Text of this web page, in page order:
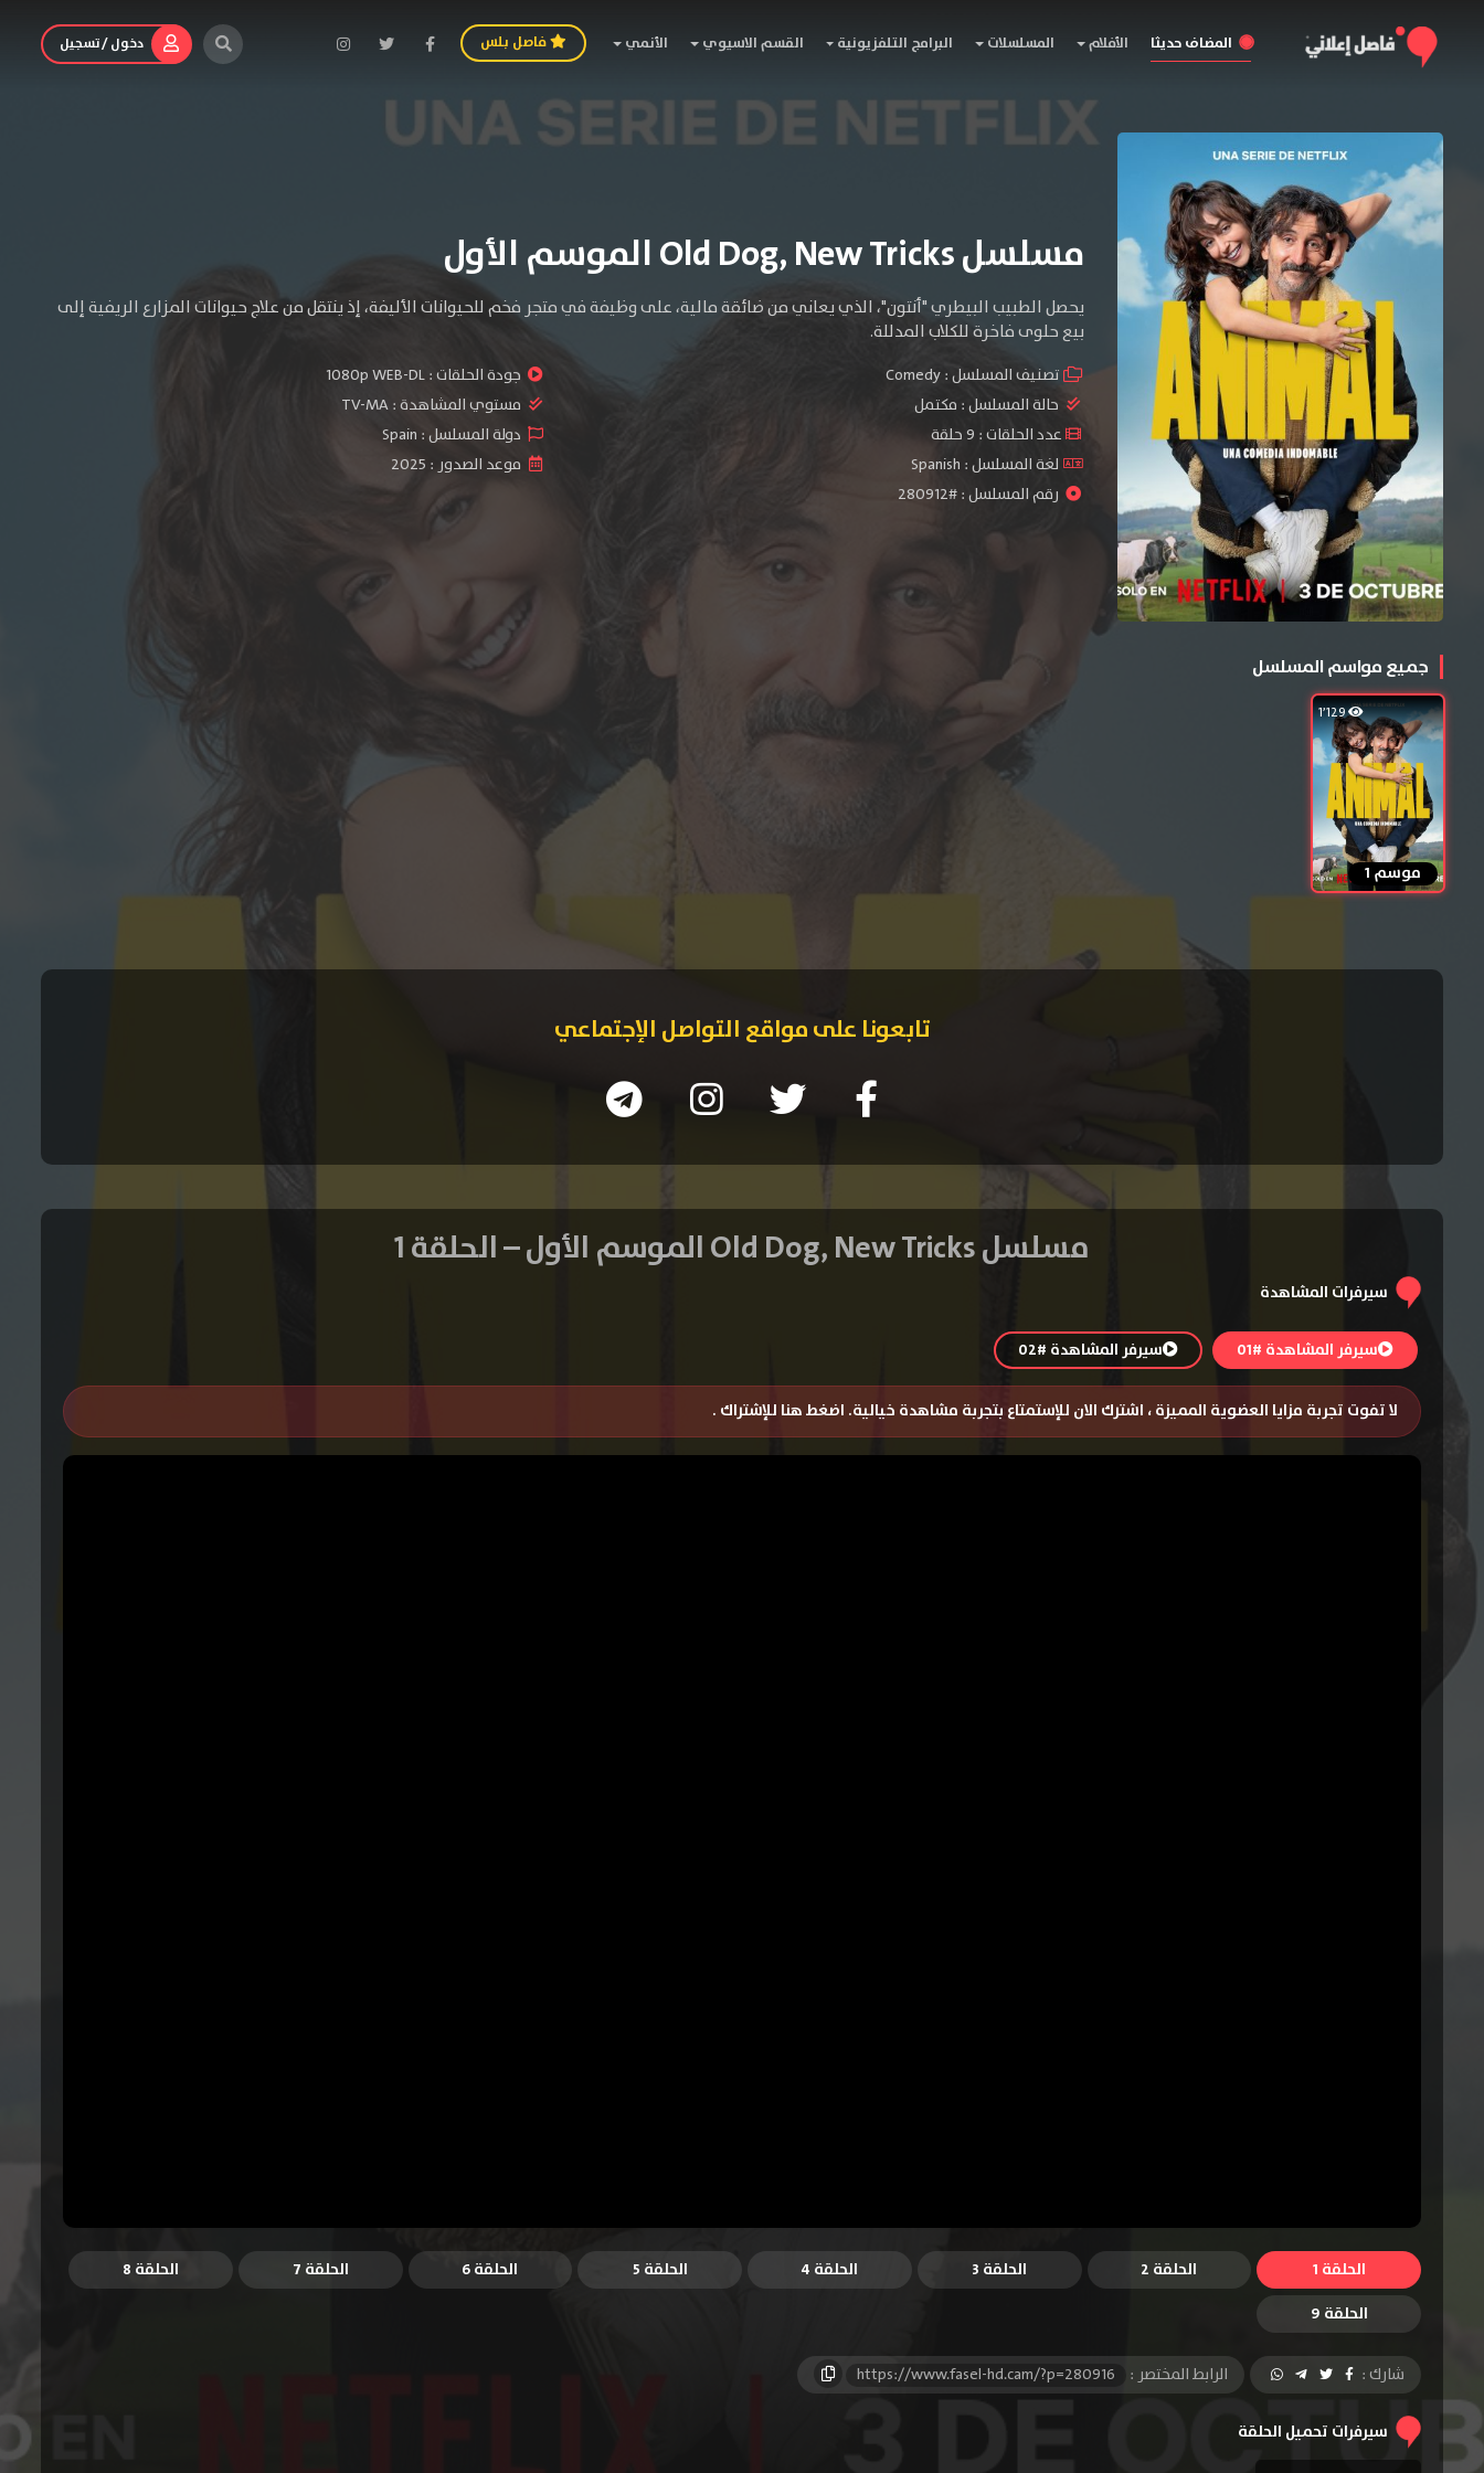
المضاف حديثا الأفلام المسلسلات البرامج التلفزيونية القسم الاسيوي الأنمي فاصل بلس دخول / تسجيل
مسلسل Old Dog, New Tricks الموسم الأول
يحصل الطبيب البيطري "أنتون"، الذي يعاني من ضائقة مالية، على وظيفة في متجر فخم للحيوانات الأليفة، إذ ينتقل من علاج حيوانات المزارع الريفية إلى
بيع حلوى فاخرة للكلاب المدللة.
تصنيف المسلسل :Comedy جودة الحلقات :1080p WEB-DL
حالة المسلسل : مكتمل مستوي المشاهدة :TV-MA
عدد الحلقات : 9 حلقة
دولة المسلسل : Spain
لغة المسلسل : Spanish
موعد الصدور : 2025
رقم المسلسل : #280912
جميع مواسم المسلسل
1٬129
موسم 1
تابعونا على مواقع التواصل الإجتماعي
مسلسل Old Dog, New Tricks الموسم الأول – الحلقة 1
سيرفرات المشاهدة
سيرفر المشاهدة #01 سيرفر المشاهدة #02
لا تفوت تجربة مزايا العضوية المميزة ، اشترك الان للإستمتاع بتجربة مشاهدة خيالية. اضغط هنا للإشتراك .
الحلقة 1 الحلقة 2 الحلقة 3 الحلقة 4 الحلقة 5 الحلقة 6 الحلقة 7
الحلقة 8
الحلقة 9
شارك : الرابط المختصر : https://www.fasel-hd.cam/?p=280916
سيرفرات تحميل الحلقة